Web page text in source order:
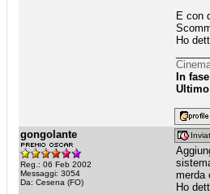
E con
Ho
In
gongolante
Reg.: 06 Feb 2002
Messaggi: 3054
Da: Cesena (FO)
merda
Ho